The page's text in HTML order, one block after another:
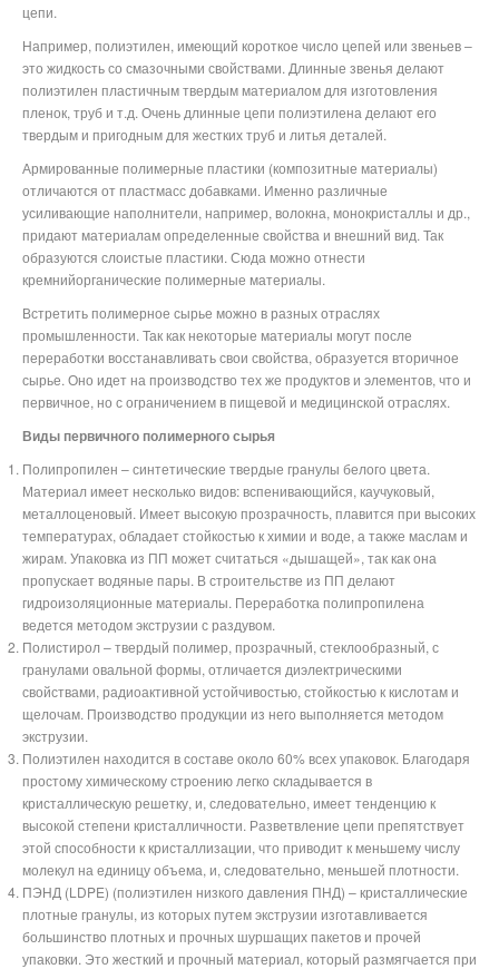
цепи.
Например, полиэтилен, имеющий короткое число цепей или звеньев –
это жидкость со смазочными свойствами. Длинные звенья делают
полиэтилен пластичным твердым материалом для изготовления
пленок, труб и т.д. Очень длинные цепи полиэтилена делают его
твердым и пригодным для жестких труб и литья деталей.
Армированные полимерные пластики (композитные материалы)
отличаются от пластмасс добавками. Именно различные
усиливающие наполнители, например, волокна, монокристаллы и др.,
придают материалам определенные свойства и внешний вид. Так
образуются слоистые пластики. Сюда можно отнести
кремнийорганические полимерные материалы.
Встретить полимерное сырье можно в разных отраслях
промышленности. Так как некоторые материалы могут после
переработки восстанавливать свои свойства, образуется вторичное
сырье. Оно идет на производство тех же продуктов и элементов, что и
первичное, но с ограничением в пищевой и медицинской отраслях.
Виды первичного полимерного сырья
Полипропилен – синтетические твердые гранулы белого цвета.
Материал имеет несколько видов: вспенивающийся, каучуковый,
металлоценовый. Имеет высокую прозрачность, плавится при высоких
температурах, обладает стойкостью к химии и воде, а также маслам и
жирам. Упаковка из ПП может считаться «дышащей», так как она
пропускает водяные пары. В строительстве из ПП делают
гидроизоляционные материалы. Переработка полипропилена
ведется методом экструзии с раздувом.
Полистирол – твердый полимер, прозрачный, стеклообразный, с
гранулами овальной формы, отличается диэлектрическими
свойствами, радиоактивной устойчивостью, стойкостью к кислотам и
щелочам. Производство продукции из него выполняется методом
экструзии.
Полиэтилен находится в составе около 60% всех упаковок. Благодаря
простому химическому строению легко складывается в
кристаллическую решетку, и, следовательно, имеет тенденцию к
высокой степени кристалличности. Разветвление цепи препятствует
этой способности к кристаллизации, что приводит к меньшему числу
молекул на единицу объема, и, следовательно, меньшей плотности.
ПЭНД (LDPE) (полиэтилен низкого давления ПНД) – кристаллические
плотные гранулы, из которых путем экструзии изготавливается
большинство плотных и прочных шуршащих пакетов и прочей
упаковки. Это жесткий и прочный материал, который размягчается при